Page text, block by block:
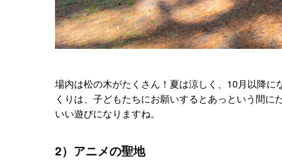
場内は松の木がたくさん！夏は涼しく、10月以降
くりは、子どもたちにお願いするとあっという間
いい遊びになりますね。
2）アニメの聖地